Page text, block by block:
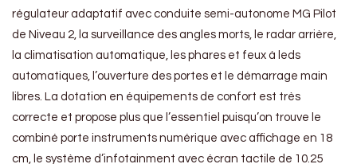
régulateur adaptatif avec conduite semi-autonome MG Pilot
de Niveau 2, la surveillance des angles morts, le radar arrière,
la climatisation automatique, les phares et feux à leds
automatiques, l’ouverture des portes et le démarrage main
libres. La dotation en équipements de confort est très
correcte et propose plus que l’essentiel puisqu’on trouve le
combiné porte instruments numérique avec affichage en 18
cm, le système d’infotainment avec écran tactile de 10.25